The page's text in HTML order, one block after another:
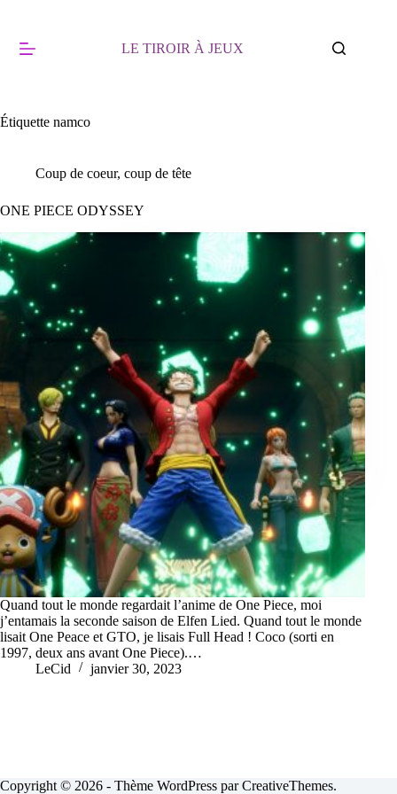
LE TIROIR À JEUX
Étiquette namco
Coup de coeur, coup de tête
ONE PIECE ODYSSEY
Quand tout le monde regardait l’anime de One Piece, moi
j’entamais la seconde saison de Elfen Lied. Quand tout le monde
lisait One Peace et GTO, je lisais Full Head ! Coco (sorti en
1997, deux ans avant One Piece).…
LeCid
janvier 30, 2023
Copyright © 2026 - Thème WordPress parCreativeThemes.